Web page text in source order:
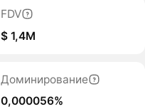
FDV
$ 1,4M
Доминирование
0,000056%